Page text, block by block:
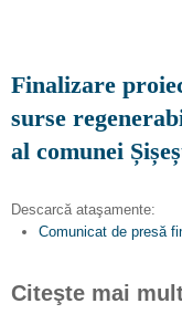
Finalizare
surse
al comunei
Descarcă ataşamente:
Comunicat de presă
Citeşte mai